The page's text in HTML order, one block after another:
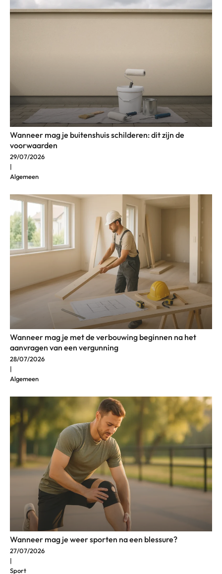
Wanneer mag je buitenshuis schilderen: dit zijn de
voorwaarden
29/07/2026
|
Algemeen
Wanneer mag je met de verbouwing beginnen na het
aanvragen van een vergunning
28/07/2026
|
Algemeen
Wanneer mag je weer sporten na een blessure?
27/07/2026
|
Sport